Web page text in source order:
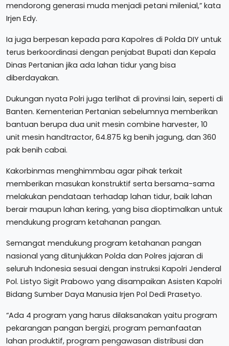
mendorong generasi muda menjadi petani milenial,” kata
Irjen Edy.
Ia juga berpesan kepada para Kapolres di Polda DIY untuk
terus berkoordinasi dengan penjabat Bupati dan Kepala
Dinas Pertanian jika ada lahan tidur yang bisa
diberdayakan.
Dukungan nyata Polri juga terlihat di provinsi lain, seperti di
Banten. Kementerian Pertanian sebelumnya memberikan
bantuan berupa dua unit mesin combine harvester, 10
unit mesin handtractor, 64.875 kg benih jagung, dan 360
pak benih cabai.
Kakorbinmas menghimmbau agar pihak terkait
memberikan masukan konstruktif serta bersama-sama
melakukan pendataan terhadap lahan tidur, baik lahan
berair maupun lahan kering, yang bisa dioptimalkan untuk
mendukung program ketahanan pangan.
Semangat mendukung program ketahanan pangan
nasional yang ditunjukkan Polda dan Polres jajaran di
seluruh Indonesia sesuai dengan instruksi Kapolri Jenderal
Pol. Listyo Sigit Prabowo yang disampaikan Asisten Kapolri
Bidang Sumber Daya Manusia Irjen Pol Dedi Prasetyo.
“Ada 4 program yang harus dilaksanakan yaitu program
pekarangan pangan bergizi, program pemanfaatan
lahan produktif, program pengawasan distribusi dan